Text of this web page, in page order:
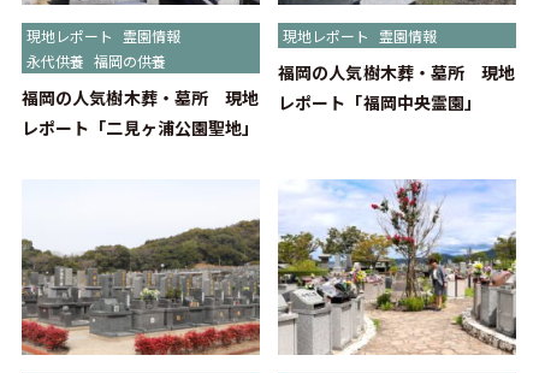
現地レポート
霊園情報
永代供養 福岡の供養
福岡の人気樹木葬・墓所 現地
レポート「二見ヶ浦公園聖地」
現地レポート 霊園情報
福岡の人気樹木葬・墓所 現地
レポート「福岡中央霊園」